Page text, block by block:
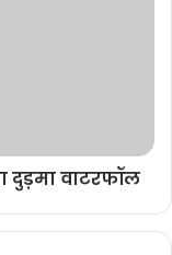
की मांग
कोरबा के जल
दुड़मा वाटरफॉल